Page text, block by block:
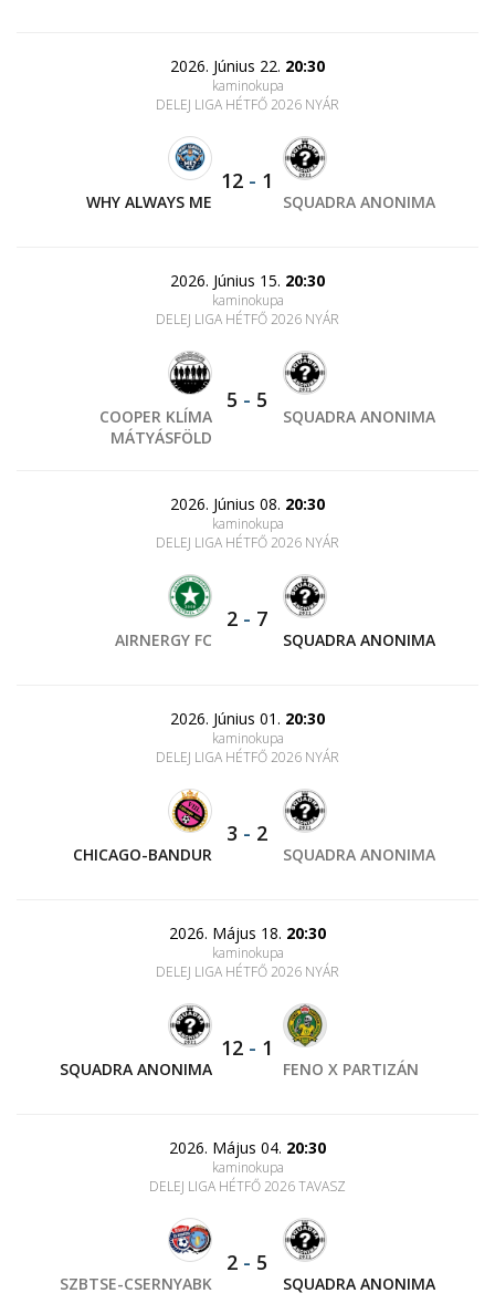
2026. Június 22. 20:30
kaminokupa
DELEJ LIGA HÉTFŐ 2026 NYÁR
WHY ALWAYS ME
12 - 1
SQUADRA ANONIMA
2026. Június 15. 20:30
kaminokupa
DELEJ LIGA HÉTFŐ 2026 NYÁR
COOPER KLÍMA
MÁTYÁSFÖLD
5 - 5
SQUADRA ANONIMA
2026. Június 08. 20:30
kaminokupa
DELEJ LIGA HÉTFŐ 2026 NYÁR
AIRNERGY FC
2 - 7
SQUADRA ANONIMA
2026. Június 01. 20:30
kaminokupa
DELEJ LIGA HÉTFŐ 2026 NYÁR
CHICAGO-BANDUR
3 - 2
SQUADRA ANONIMA
2026. Május 18. 20:30
kaminokupa
DELEJ LIGA HÉTFŐ 2026 NYÁR
SQUADRA ANONIMA
12 - 1
FENO X PARTIZÁN
2026. Május 04. 20:30
kaminokupa
DELEJ LIGA HÉTFŐ 2026 TAVASZ
SZBTSE-CSERNYABK
2 - 5
SQUADRA ANONIMA